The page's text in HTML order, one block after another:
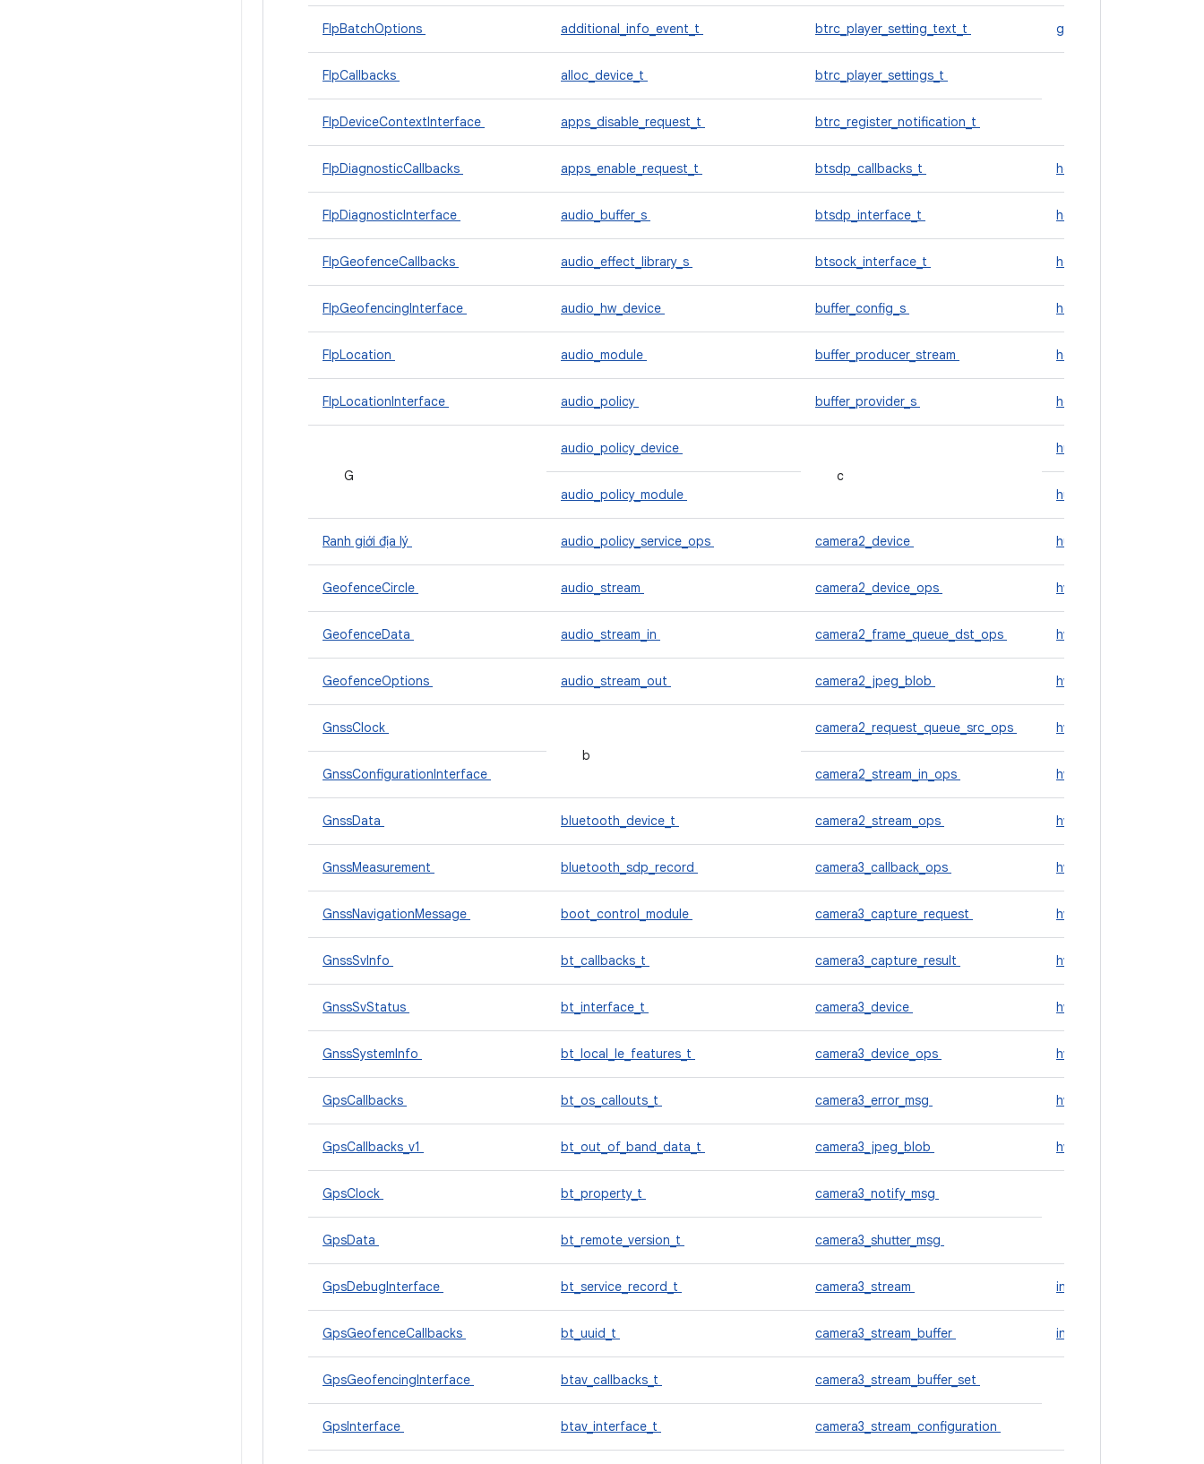
FlpBatchOptions additional_info_event_t btrc_player_setting_text_t gralloc_module_t
FlpCallbacks alloc_device_t
btrc_player_settings_t
FlpDeviceContextInterface
apps_disable_request_t btrc_register_notification_t
FlpDiagnosticCallbacks apps_enable_request_t btsdp_callbacks_t hdmi_cec_device
FlpDiagnosticInterface audio_buffer_s btsdp_interface_t hdmi_cec_module
FlpGeofenceCallbacks audio_effect_library_s btsock_interface_t hdmi_event
FlpGeofencingInterface audio_hw_device buffer_config_s hdmi_port_info
FlpLocation audio_module buffer_producer_stream heart_rate_event_t
FlpLocationInterface audio_policy buffer_provider_s hotplug_event
G
audio_policy_device
c
hub_app_info
audio_policy_module hub_app_name_t
Ranh giới địa lý audio_policy_service_ops camera2_device hub_message_t
GeofenceCircle audio_stream camera2_device_ops hw_device_t
GeofenceData audio_stream_in camera2_frame_queue_dst_ops hw_module_methods_t
GeofenceOptions audio_stream_out camera2_jpeg_blob hw_module_t
GnssClock
b
camera2_request_queue_src_ops hwc2_device
GnssConfigurationInterface camera2_stream_in_ops hwc_color
GnssData bluetooth_device_t camera2_stream_ops hwc_composer_device_1
GnssMeasurement bluetooth_sdp_record camera3_callback_ops hwc_display_contents_1
GnssNavigationMessage boot_control_module camera3_capture_request hwc_frect
GnssSvInfo bt_callbacks_t camera3_capture_result hwc_layer_1
GnssSvStatus bt_interface_t camera3_device hwc_module
GnssSystemInfo bt_local_le_features_t camera3_device_ops hwc_procs
GpsCallbacks bt_os_callouts_t camera3_error_msg hwc_rect
GpsCallbacks_v1 bt_out_of_band_data_t camera3_jpeg_blob hwc_region
GpsClock bt_property_t
camera3_notify_msg
GpsData
bt_remote_version_t camera3_shutter_msg
GpsDebugInterface bt_service_record_t camera3_stream input_host_callbacks
GpsGeofenceCallbacks bt_uuid_t camera3_stream_buffer input_module
GpsGeofencingInterface btav_callbacks_t
camera3_stream_buffer_set
GpsInterface
btav_interface_t camera3_stream_configuration